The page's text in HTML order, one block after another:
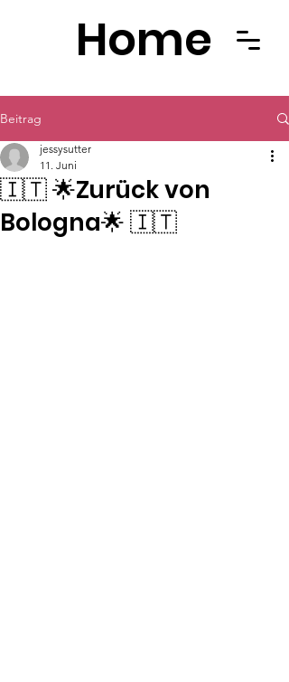
Home
Beitrag
🇮🇹 🌟Zurück von
Bologna🌟 🇮🇹
jessysutter
11. Juni